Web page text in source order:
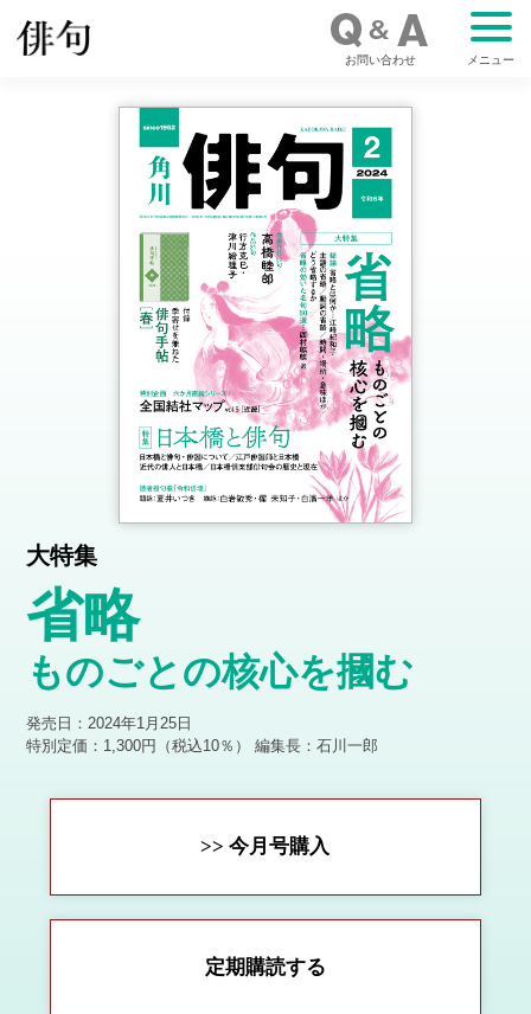
メニュー
お問い合わせ
大特集
省略
ものごとの核心を摑む
発売日：2024年1月25日
特別定価：1,300円（税込10％）編集長：石川一郎
>> 今月号購入
定期購読する